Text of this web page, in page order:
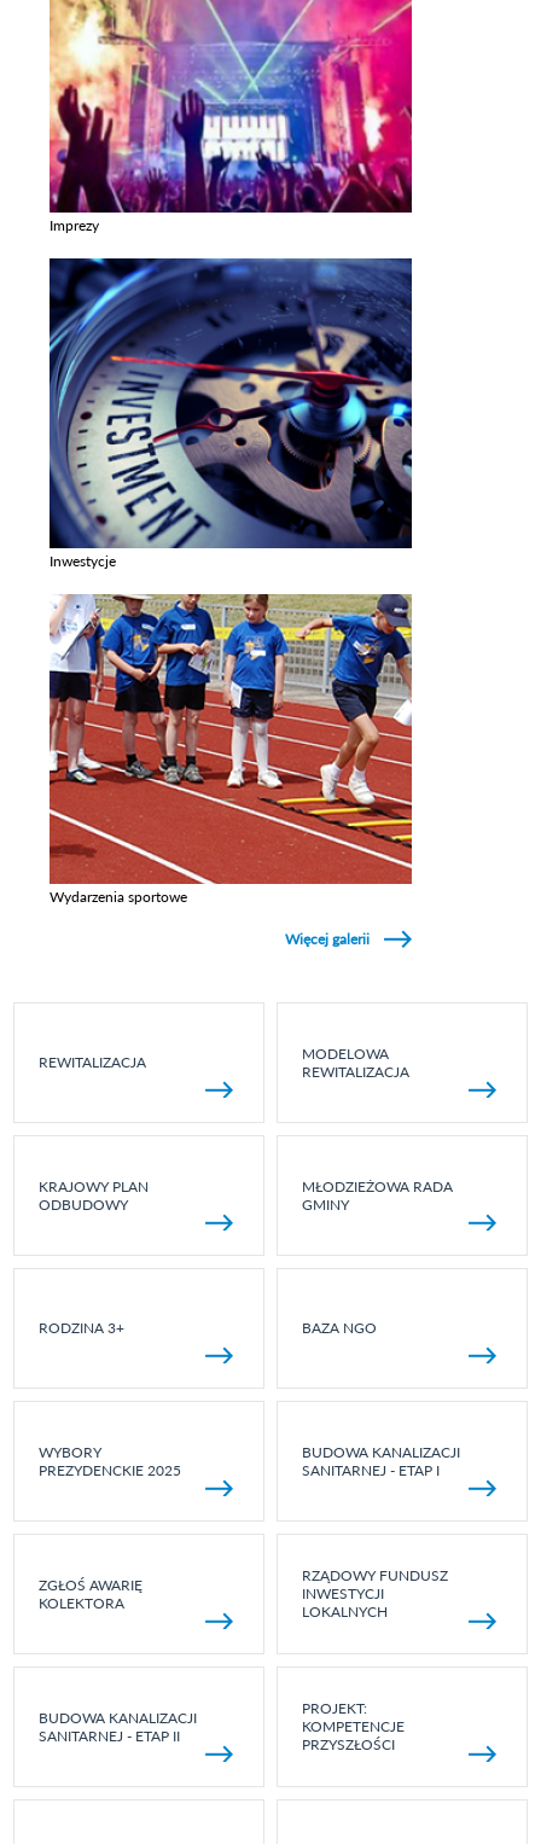
Imprezy
Inwestycje
Wydarzenia sportowe
Więcej galerii
REWITALIZACJA
MODELOWA
REWITALIZACJA
KRAJOWY PLAN
ODBUDOWY
MŁODZIEŻOWA RADA
GMINY
RODZINA 3+ BAZA NGO
WYBORY
PREZYDENCKIE 2025
BUDOWA KANALIZACJI
SANITARNEJ - ETAP I
ZGŁOŚ AWARIĘ
KOLEKTORA
RZĄDOWY FUNDUSZ
INWESTYCJI
LOKALNYCH
BUDOWA KANALIZACJI
SANITARNEJ - ETAP II
PROJEKT:
KOMPETENCJE
PRZYSZŁOŚCI